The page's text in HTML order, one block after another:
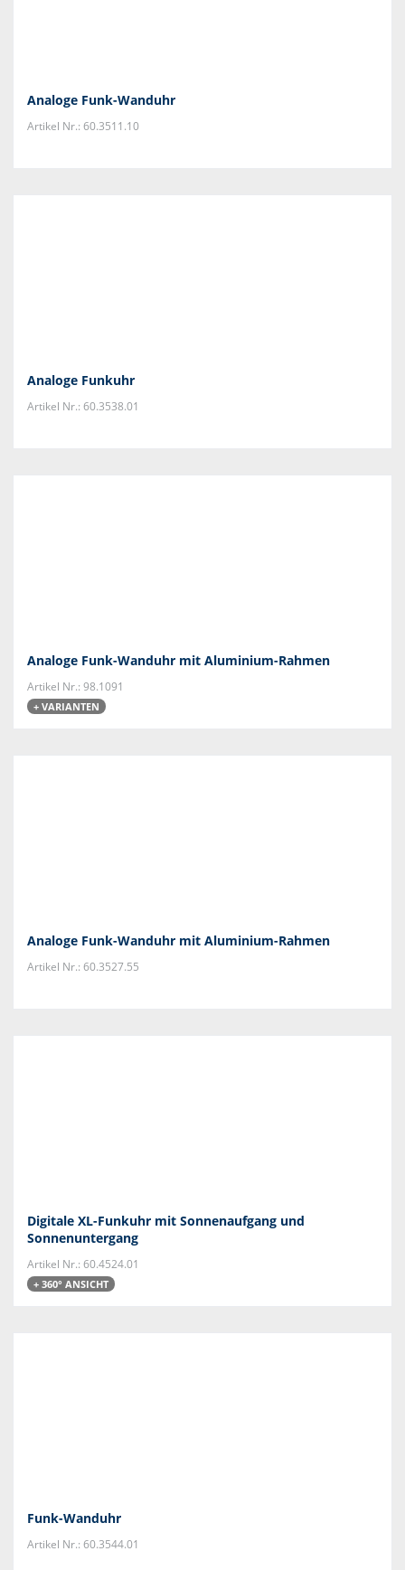
Analoge Funk-Wanduhr
Artikel Nr.: 60.3511.10
Analoge Funkuhr
Artikel Nr.: 60.3538.01
Analoge Funk-Wanduhr mit Aluminium-Rahmen
Artikel Nr.: 98.1091
+ VARIANTEN
Analoge Funk-Wanduhr mit Aluminium-Rahmen
Artikel Nr.: 60.3527.55
Digitale XL-Funkuhr mit Sonnenaufgang und
Sonnenuntergang
Artikel Nr.: 60.4524.01
+ 360° ANSICHT
Funk-Wanduhr
Artikel Nr.: 60.3544.01